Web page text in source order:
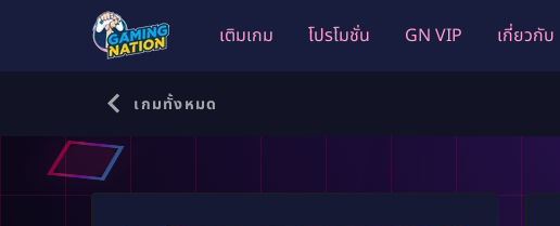
เติมเกม โปรโมชั่น GN VIP เกี่ยวกับ
เกมทั้งหมด